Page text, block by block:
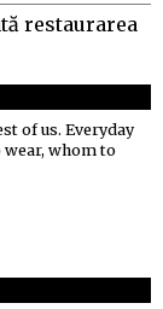
restaurarea
of us. Everyday
wear, whom to